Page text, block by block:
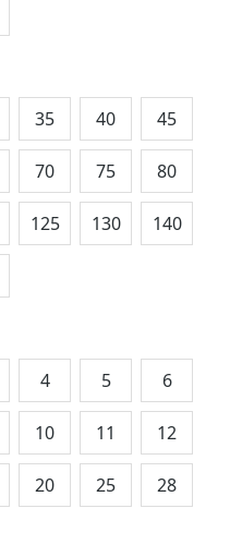
35 40 45
70 75 80
125 130 140
4 5 6
10 11 12
20 25 28